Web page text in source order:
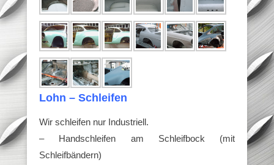
Lohn – Schleifen
Wir schleifen nur Industriell.
– Handschleifen am Schleifbock (mit
Schleifbändern)